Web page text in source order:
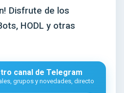
Disfrute de los
HODL y otras
canal de Telegram
grupos y novedades, directo